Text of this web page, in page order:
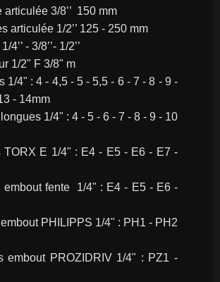
3/8’’  150 mm
articulée 1/2’’ 125 - 250 mm
- 3/8’’- 1/2’’
1/2" F 3/8" m
1/4" : 4 - 4,5 - 5 - 5,5 - 6 - 7 - 8 - 9 -
- 14mm
1/4" : 4 - 5 - 6 - 7 - 8 - 9 - 10
TORX E 1/4" : E4 - E5 - E6 - E7 -
fente  1/4" : E4 - E5 - E6 -
PHILIPPS 1/4" : PH1 - PH2
embout PROZIDRIV 1/4" : PZ1 -